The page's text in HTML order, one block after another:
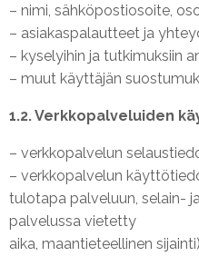
– nimi, sähköpostiosoite,
– asiakaspalautteet ja
– kyselyihin ja tutkimuksiin
– muut käyttäjän
1.2. Verkkopalveluiden
– verkkopalvelun
– verkkopalvelun
tulotapa palveluun, selain-
palvelussa vietetty
aika, maantieteellinen sijainti)